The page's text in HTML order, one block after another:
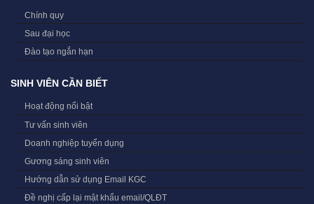
Chính quy
Sau đại học
Đào tạo ngắn hạn
SINH VIÊN CẦN BIẾT
Hoạt động nổi bật
Tư vấn sinh viên
Doanh nghiệp tuyển dụng
Gương sáng sinh viên
Hướng dẫn sử dụng Email KGC
Đề nghị cấp lại mật khẩu email/QLĐT